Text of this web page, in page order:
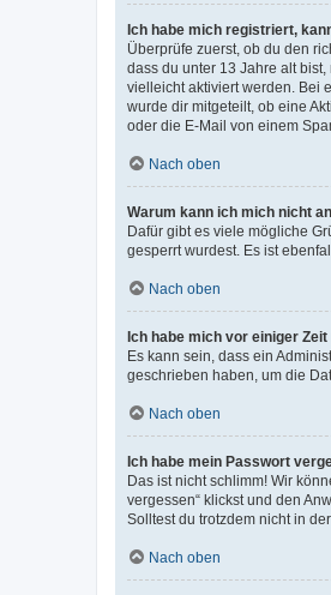
Ich habe mich registriert,
Überprüfe zuerst, ob du den
dass du unter 13 Jahre alt
vielleicht aktiviert werden. Bei
wurde dir mitgeteilt, ob eine
oder die E-Mail von einem
Nach oben
Warum kann ich mich nicht
Dafür gibt es viele mögliche
gesperrt wurdest. Es ist
Nach oben
Ich habe mich vor einiger
Es kann sein, dass ein
geschrieben haben, um die
Nach oben
Ich habe mein Passwort
Das ist nicht schlimm! Wir
vergessen“ klickst und den
Solltest du trotzdem nicht in
Nach oben